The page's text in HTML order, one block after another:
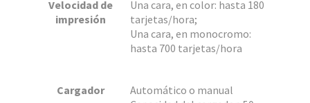
Velocidad de
impresión
Una cara, en color: hasta 180
tarjetas/hora;
Una cara, en monocromo:
hasta 700 tarjetas/hora
Cargador
Automático o manual